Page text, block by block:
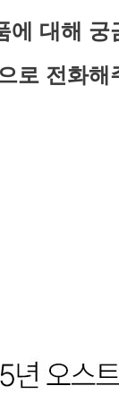
에 대해
로 전화해